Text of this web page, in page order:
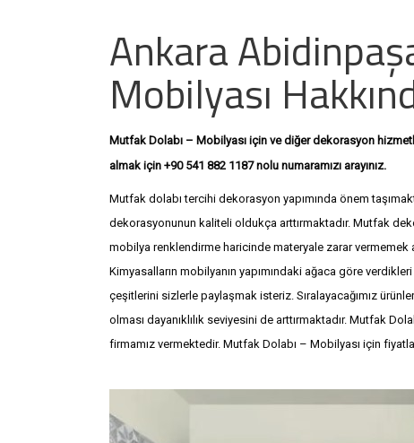
Ankara
Mobilyası
Mutfak Dolabı – Mobilyası için ve diğer dekorasyon
almak için +90 541 882 1187 nolu numaramızı arayınız.
Mutfak dolabı tercihi dekorasyon yapımında önem
dekorasyonunun kaliteli oldukça arttırmaktadır. Mutfak
mobilya renklendirme haricinde materyale zarar vermemek
Kimyasalların mobilyanın yapımındaki ağaca göre
çeşitlerini sizlerle paylaşmak isteriz. Sıralayacağımız
olması dayanıklılık seviyesini de arttırmaktadır. Mutfak
firmamız vermektedir. Mutfak Dolabı – Mobilyası için